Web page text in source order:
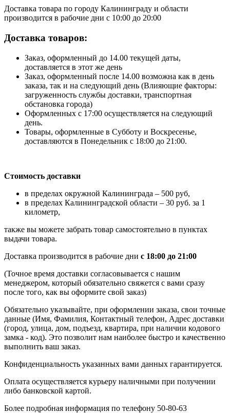
Доставка товара по городу Калининграду и области
производится в рабочие дни с 10:00 до 20:00
Доставка товаров:
Заказ, оформленный до 14.00 текущей даты,
доставляется в этот же день
Заказ, оформленный после 14.00 возможна как в день
заказа, так и на следующий день (Влияющие факторы:
загруженность службы доставки, транспортная
обстановка города)
Оформленных с 17:00 осуществляется на следующий
день.
Товары, оформленные в Субботу и Воскресенье,
доставляются в Понедельник с 18:00 до 21:00.
Стоимость доставки
в пределах окружной Калининграда – 500 руб,
в пределах Калининградской области – 30 руб. за 1
километр,
также вы можете забрать товар самостоятельно в пунктах
выдачи товара.
Доставка производится в рабочие дни с 18:00 до 21:00
(Точное время доставки согласовывается с нашим
менеджером, который обязательно свяжется с вами сразу
после того, как вы оформите свой заказ)
Обязательно указывайте, при оформлении заказа, свои точные
данные (Имя, Фамилия, Контактный телефон, Адрес доставки
(город, улица, дом, подъезд, квартира, при наличии кодового
замка - код). Это позволит нам наиболее быстро и качественно
выполнить ваш заказ.
Конфиденциальность указанных вами данных гарантируется.
Оплата осуществляется курьеру наличными при получении
либо банковской картой.
Более подробная информация по телефону 50-80-63